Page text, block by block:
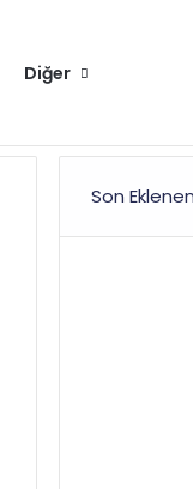
Diğer
Son Eklenen